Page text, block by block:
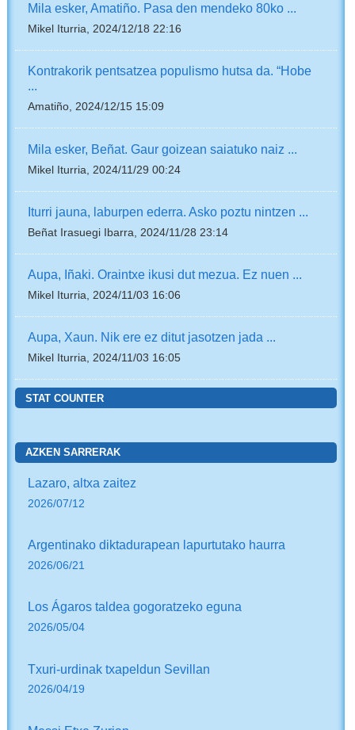
Mila esker, Amatiño. Pasa den mendeko 80ko ...
Mikel Iturria, 2024/12/18 22:16
Kontrakorik pentsatzea populismo hutsa da. “Hobe
...
Amatiño, 2024/12/15 15:09
Mila esker, Beñat. Gaur goizean saiatuko naiz ...
Mikel Iturria, 2024/11/29 00:24
Iturri jauna, laburpen ederra. Asko poztu nintzen ...
Beñat Irasuegi Ibarra, 2024/11/28 23:14
Aupa, Iñaki. Oraintxe ikusi dut mezua. Ez nuen ...
Mikel Iturria, 2024/11/03 16:06
Aupa, Xaun. Nik ere ez ditut jasotzen jada ...
Mikel Iturria, 2024/11/03 16:05
STAT COUNTER
AZKEN SARRERAK
Lazaro, altxa zaitez
2026/07/12
Argentinako diktadurapean lapurtutako haurra
2026/06/21
Los Ágaros taldea gogoratzeko eguna
2026/05/04
Txuri-urdinak txapeldun Sevillan
2026/04/19